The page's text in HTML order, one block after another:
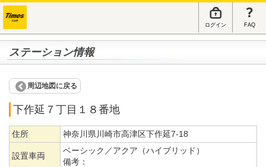
ログイン FAQ
ステーション情報
周辺地図に戻る
下作延７丁目１８番地
住所 神奈川県川崎市高津区下作延7-18
設置車両
ベーシック／アクア（ハイブリッド）
備考：